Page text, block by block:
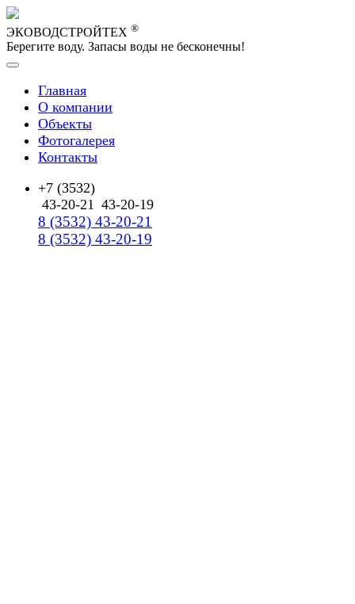
ЭКОВОДСТРОЙТЕХ ®
Берегите воду. Запасы воды не бесконечны!
Главная
О компании
Объекты
Фотогалерея
Контакты
+7 (3532)
43-20-21 43-20-19
8 (3532) 43-20-21
8 (3532) 43-20-19